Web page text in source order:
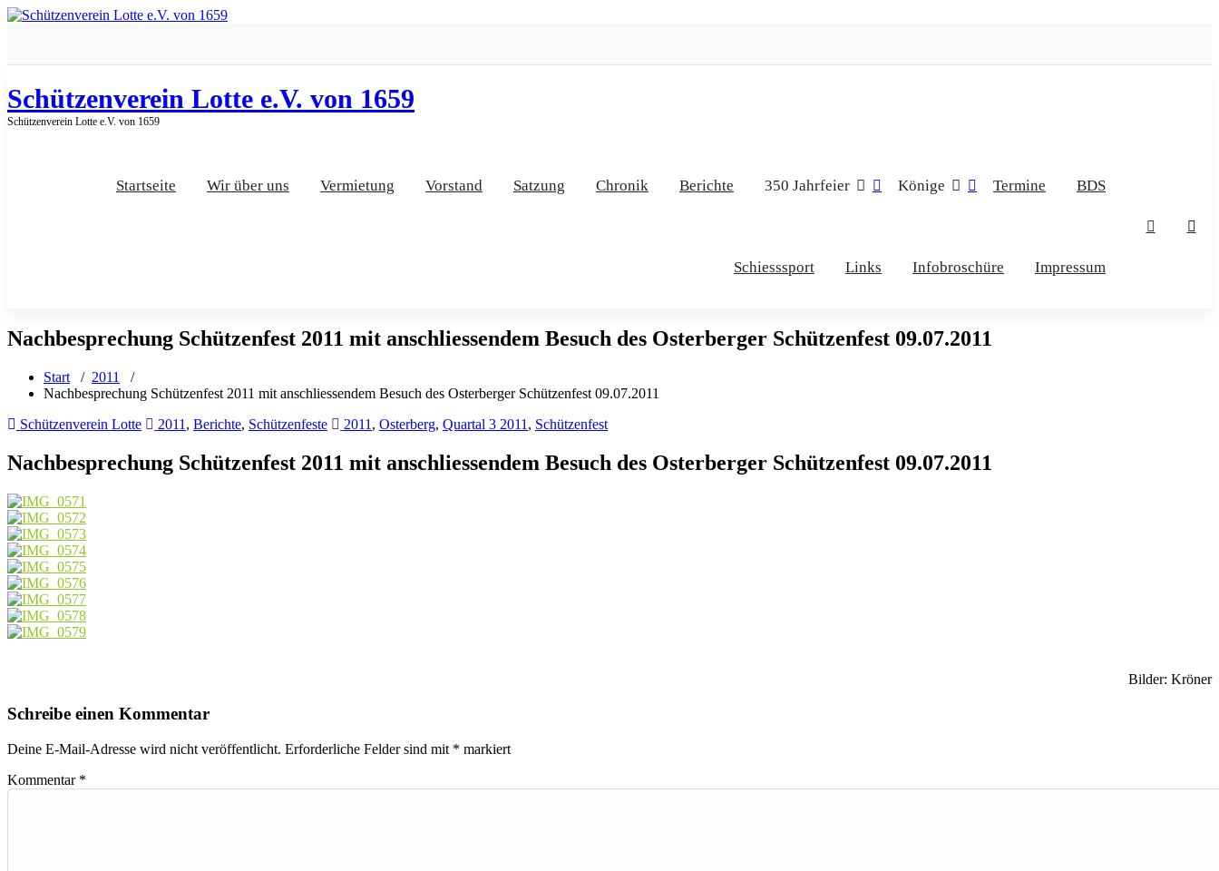
Zum
Schützenverein Lotte e.V. von 1659
Schützenverein Lotte e.V. von 1659
Startseite Wir über uns Vermietung Vorstand Satzung Chronik Berichte 350 Jahrfeier Könige Termine BDS
Schiesssport Links Infobroschüre Impressum
Nachbesprechung Schützenfest 2011 mit anschliessendem Besuch des Osterberger Schützenfest 09.07.2011
Start / 2011
/
Nachbesprechung Schützenfest 2011 mit anschliessendem Besuch des Osterberger Schützenfest 09.07.2011
Schützenverein Lotte
2011 , Berichte, Schützenfeste 2011 , Osterberg, Quartal 3 2011 , Schützenfest
Nachbesprechung Schützenfest 2011 mit anschliessendem Besuch des Osterberger Schützenfest 09.07.2011
Bilder: Kröner
Schreibe einen Kommentar
Deine E-Mail-Adresse wird nicht veröffentlicht. Erforderliche Felder sind mit * markiert
Kommentar *